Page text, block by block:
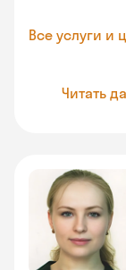
Все услуги и
Читать